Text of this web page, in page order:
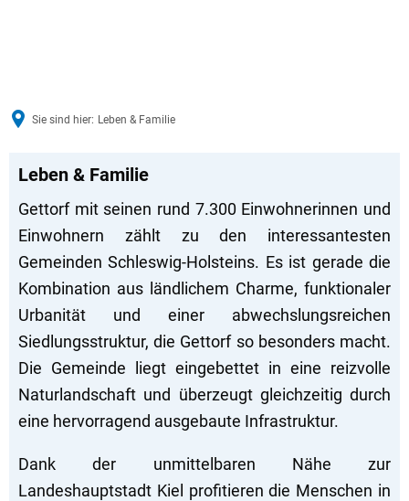
Sie sind hier: Leben & Familie
Sport,
Kultur
Bildung
Leben & Familie
Gettorf mit seinen rund 7.300 Einwohnerinnen und
Einwohnern zählt zu den interessantesten
Gemeinden Schleswig-Holsteins. Es ist gerade die
Kombination aus ländlichem Charme, funktionaler
Urbanität und einer abwechslungsreichen
Siedlungsstruktur, die Gettorf so besonders macht.
Die Gemeinde liegt eingebettet in eine reizvolle
Naturlandschaft und überzeugt gleichzeitig durch
eine hervorragend ausgebaute Infrastruktur.
Dank der unmittelbaren Nähe zur
Landeshauptstadt Kiel profitieren die Menschen in